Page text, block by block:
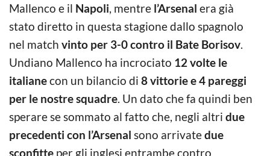
Mallenco e il Napoli, mentre l’Arsenal era già
stato diretto in questa stagione dallo spagnolo
nel match vinto per 3-0 contro il Bate Borisov.
Undiano Mallenco ha incrociato 12 volte le
italianecon un bilancio di 8 vittorie e 4 pareggi
per le nostre squadre. Un dato che fa quindi ben
sperare se sommato al fatto che, negli altri due
precedenti con l’Arsenal sono arrivatedue
sconfitte per gli inglesi entrambe contro